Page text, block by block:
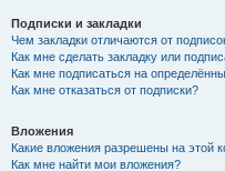
Подписки и закладки
Чем закладки отличаются от
Как мне сделать закладку или
Как мне подписаться на
Как мне отказаться от подписки?
Вложения
Какие вложения разрешены на этой
Как мне найти мои вложения?